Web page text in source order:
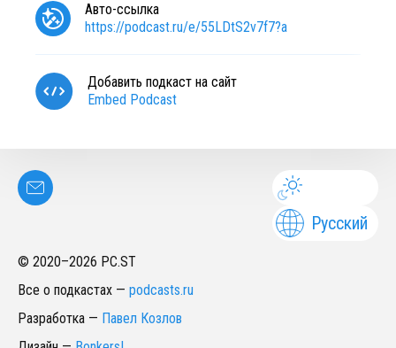
Авто-ссылка
https://podcast.ru/e/55LDtS2v7f7?a
Добавить подкаст на сайт
Embed Podcast
Русский
© 2020–2026 PC.ST
Все о подкастах — podcasts.ru
Разработка — Павел Козлов